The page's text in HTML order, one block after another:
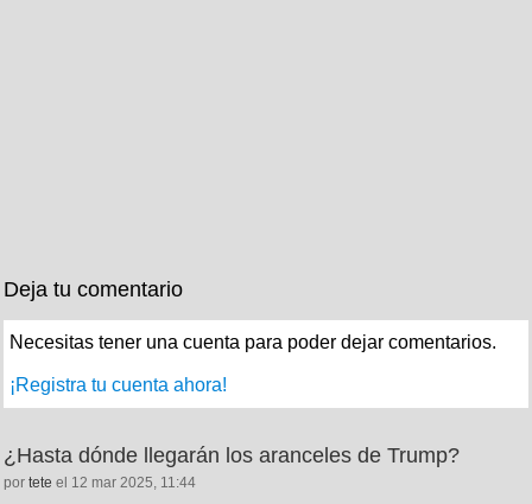
Deja tu comentario
Necesitas tener una cuenta para poder dejar comentarios.
¡Registra tu cuenta ahora!
¿Hasta dónde llegarán los aranceles de Trump?
por tete el 12 mar 2025, 11:44